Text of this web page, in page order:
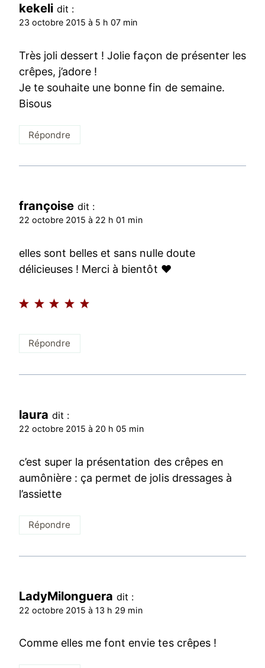
kekeli dit :
23 octobre 2015 à 5 h 07 min
Très joli dessert ! Jolie façon de présenter les
crêpes, j’adore !
Je te souhaite une bonne fin de semaine.
Bisous
Répondre
françoise dit :
22 octobre 2015 à 22 h 01 min
elles sont belles et sans nulle doute
délicieuses ! Merci à bientôt ♥
Répondre
laura dit :
22 octobre 2015 à 20 h 05 min
c’est super la présentation des crêpes en
aumônière : ça permet de jolis dressages à
l’assiette
Répondre
LadyMilonguera dit :
22 octobre 2015 à 13 h 29 min
Comme elles me font envie tes crêpes !